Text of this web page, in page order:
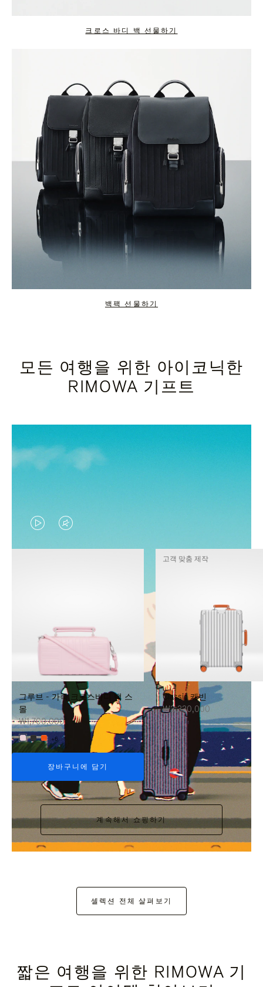
크로스 바디 백 선물하기
백팩 선물하기
모든 여행을 위한 아이코닉한
RIMOWA 기프트
VIDEO
IS
TO
PAUSE
IT
VIDEO
IS
TO
UNMUTE
IT
그루브 - 가죽 크로스바디 백 스
몰
₩1,700,000
+6
장바구니에 담기
Classic 캐빈
₩3,330,000
고객 맞춤 제작
계속해서 쇼핑하기
셀렉션 전체 살펴보기
짧은 여행을 위한 RIMOWA 기